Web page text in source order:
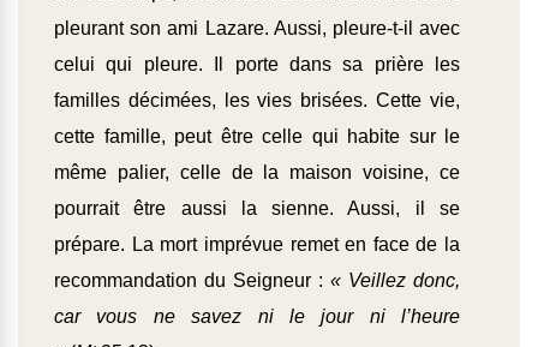
pleurant son ami Lazare. Aussi, pleure-t-il avec
celui qui pleure. Il porte dans sa prière les
familles décimées, les vies brisées. Cette vie,
cette famille, peut être celle qui habite sur le
même palier, celle de la maison voisine, ce
pourrait être aussi la sienne. Aussi, il se
prépare. La mort imprévue remet en face de la
recommandation du Seigneur : « Veillez donc,
car vous ne savez ni le jour ni l’heure